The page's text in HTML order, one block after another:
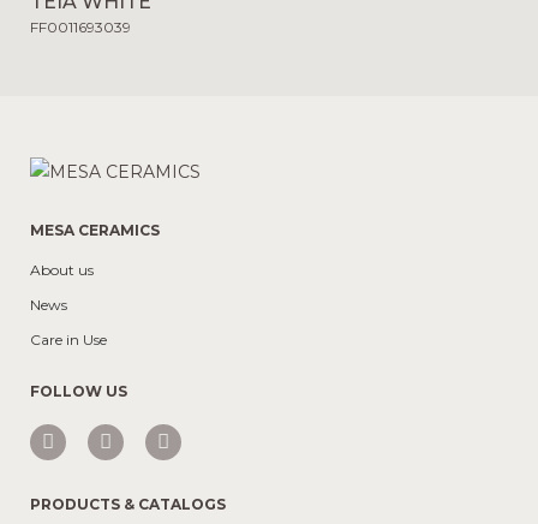
FF0011693039
MESA CERAMICS
About us
News
Care in Use
FOLLOW US
PRODUCTS & CATALOGS